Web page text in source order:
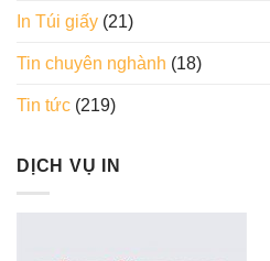
In Túi giấy (21)
Tin chuyên nghành (18)
Tin tức (219)
DỊCH VỤ IN